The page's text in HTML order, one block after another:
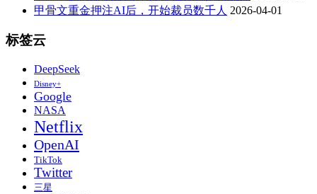
甲骨文重金押注AI后，开始裁员数千人 2026-04-01
标签云
DeepSeek
Disney+
Google
NASA
Netflix
OpenAI
TikTok
Twitter
三星